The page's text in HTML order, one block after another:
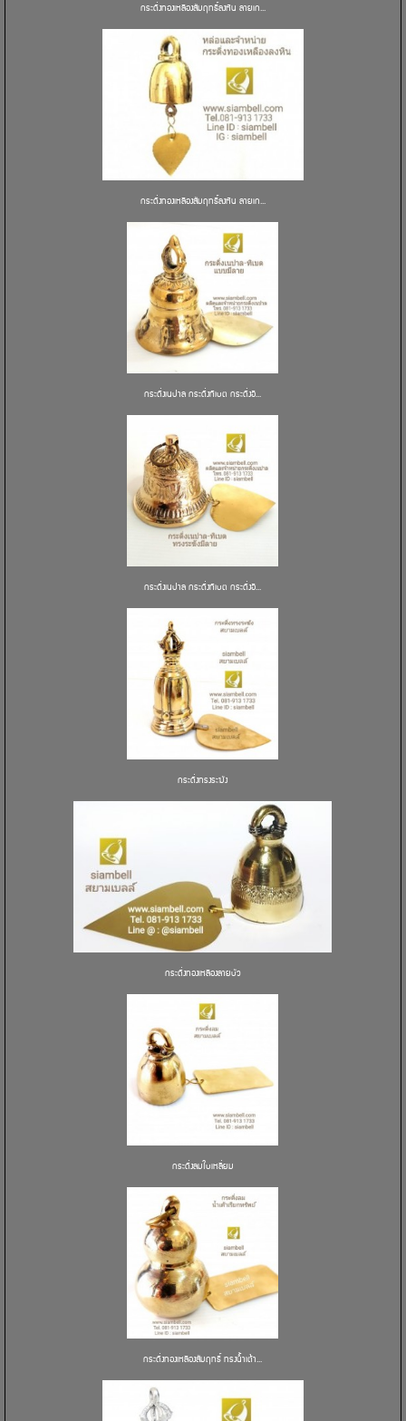
กระดิ่งทองเหลืองสัมฤทธิ์ลงหิน ลายเก...
กระดิ่งทองเหลืองสัมฤทธิ์ลงหิน ลายเก...
กระดิ่งเนปาล กระดิ่งทิเบต กระดิ่งอิ...
กระดิ่งเนปาล กระดิ่งทิเบต กระดิ่งอิ...
กระดิ่งทรงระฆัง
กระดิ่งทองเหลืองลายบัว
กระดิ่งลมใบเหลี่ยม
กระดิ่งทองเหลืองสัมฤทธิ์ ทรงน้ำเต้า...